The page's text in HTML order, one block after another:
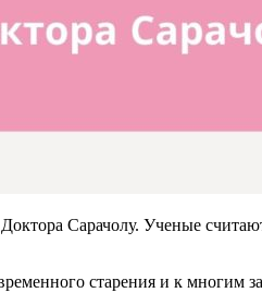
Сарачолу. Ученые
старения и к многим